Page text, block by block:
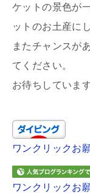
ケットの景色が
ットのお土産に
またチャンスが
てください。
お待ちしています
ワンクリックお
ワンクリックお